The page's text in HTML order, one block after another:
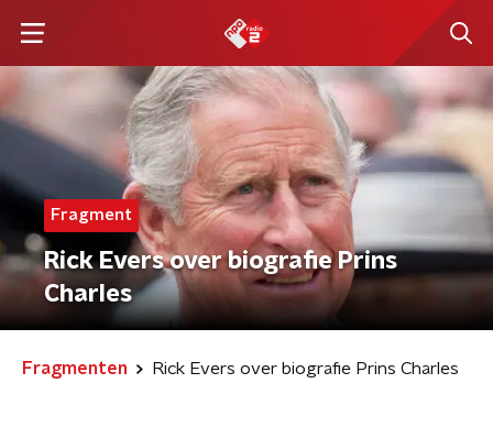
Fragment
Rick Evers over biografie Prins
Charles
Fragmenten Rick Evers over biografie Prins Charles